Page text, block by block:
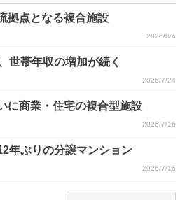
拠点となる複合施設
2026/8/4
世帯年収の増加が続く
2026/7/24
に商業・住宅の複合型施設
2026/7/16
年ぶりの分譲マンション
2026/7/16